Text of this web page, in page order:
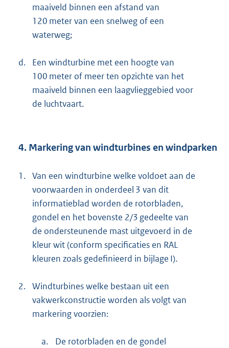
maaiveld binnen een afstand van
120 meter van een snelweg of een
waterweg;
d.
Een windturbine met een hoogte van
100 meter of meer ten opzichte van het
maaiveld binnen een laagvlieggebied voor
de luchtvaart.
4. Markering van windturbines en windparken
1. Van een windturbine welke voldoet aan de
voorwaarden in onderdeel 3 van dit
informatieblad worden de rotorbladen,
gondel en het bovenste 2/3 gedeelte van
de ondersteunende mast uitgevoerd in de
kleur wit (conform specificaties en RAL
kleuren zoals gedefinieerd in bijlage I).
2. Windturbines welke bestaan uit een
vakwerkconstructie worden als volgt van
markering voorzien:
a.
De rotorbladen en de gondel